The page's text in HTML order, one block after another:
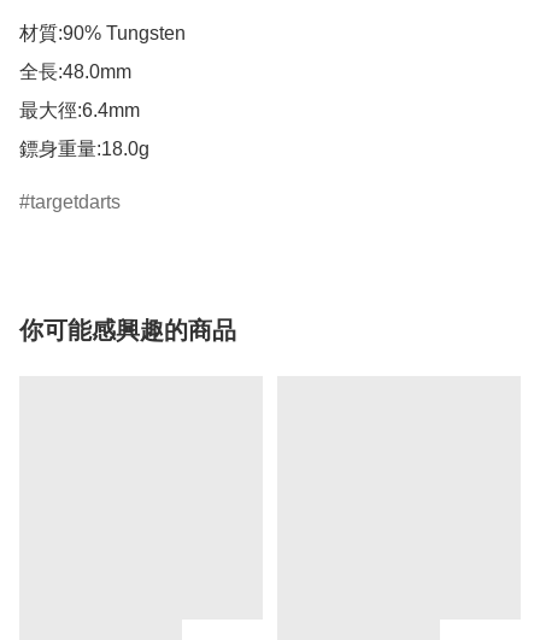
材質:90% Tungsten
全長:48.0mm
最大徑:6.4mm
鏢身重量:18.0g
targetdarts
你可能感興趣的商品